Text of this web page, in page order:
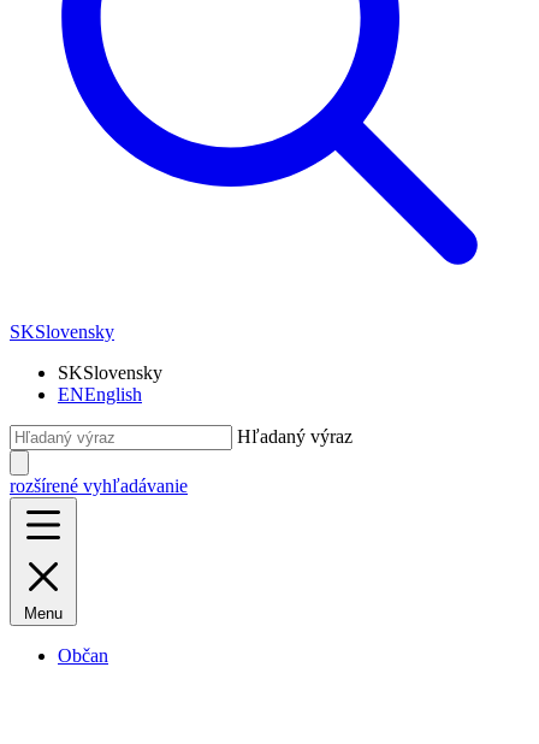
SKSlovensky
SKSlovensky
ENEnglish
Hľadaný výraz
rozšírené vyhľadávanie
Menu
Občan